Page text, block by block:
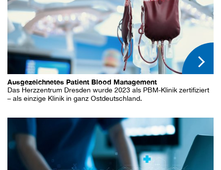
Ausgezeichnetes Patient Blood Management
Das Herzzentrum Dresden wurde 2023 als PBM-Klinik zertifiziert
– als einzige Klinik in ganz Ostdeutschland.